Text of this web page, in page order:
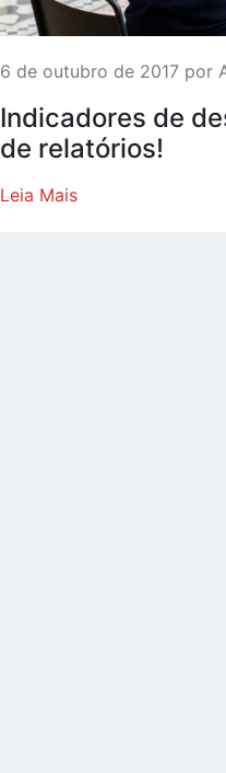
6 de outubro de 2017 por
Indicadores de
de relatórios!
Leia Mais